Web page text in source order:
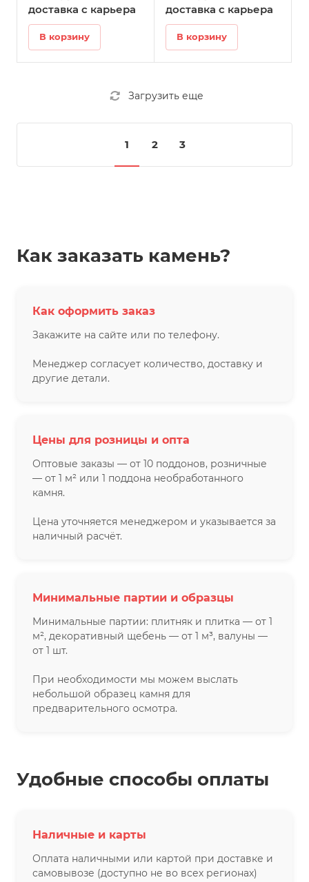
доставка с карьера
В корзину
доставка с карьера
В корзину
Загрузить еще
1 2 3
Как заказать камень?
Как оформить заказ
Закажите на сайте или по телефону.
Менеджер согласует количество, доставку и
другие детали.
Цены для розницы и опта
Оптовые заказы — от 10 поддонов, розничные
— от 1 м² или 1 поддона необработанного
камня.
Цена уточняется менеджером и указывается за
наличный расчёт.
Минимальные партии и образцы
Минимальные партии: плитняк и плитка — от 1
м², декоративный щебень — от 1 м³, валуны —
от 1 шт.
При необходимости мы можем выслать
небольшой образец камня для
предварительного осмотра.
Удобные способы оплаты
Наличные и карты
Оплата наличными или картой при доставке и
самовывозе (доступно не во всех регионах)